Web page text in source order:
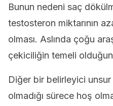
Bunun nedeni saç
testosteron miktarının
olması. Aslında çoğu
çekiciliğin temeli
Diğer bir belirleyici unsur
olmadığı sürece hoş